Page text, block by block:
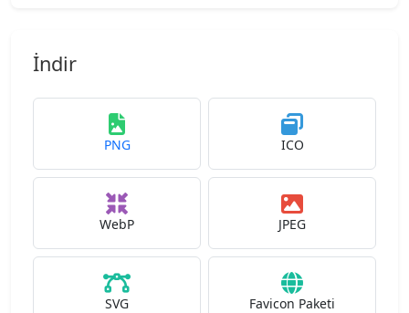
İndir
PNG ICO
WebP JPEG
SVG Favicon Paketi